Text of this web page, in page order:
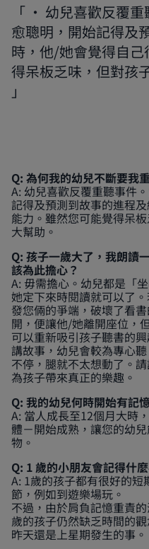
• 幼兒喜歡反覆
愈聰明，開始記得及
時，他/她會覺得自
得呆板乏味，但對孩
Q: 為何我的幼兒不斷要我
A: 幼兒喜歡反覆重聽事件
記得及預測到故事的進程
能力。雖然您可能覺得呆
大幫助。
Q: 孩子一歲大了，我朗讀
該為此擔心？
A: 毋需擔心。幼兒都是「
她定下來時閱讀就可以了
發您倆的爭端，破壞了看
開，便讓他/她離開座位，
可以重新吸引孩子聽書的
講故事，幼兒會較為專心
不停，腿就不太想動了。
為孩子帶來真正的樂趣。
Q: 我的幼兒何時開始有記
A: 當人成長至12個月大時
體－開始成熟，讓您的幼
物。
Q: 1 歲的小朋友會記得什
A: 1歲的孩子都有很好的
節，例如到遊樂場玩。
不過，由於肩負記憶重責
歲的孩子仍然缺乏時間的
昨天還是上星期發生的事。